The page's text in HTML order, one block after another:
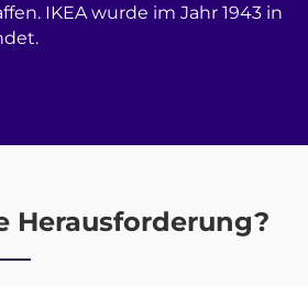
IKEA wurde im Jahr 1943 in
Herausforderung?